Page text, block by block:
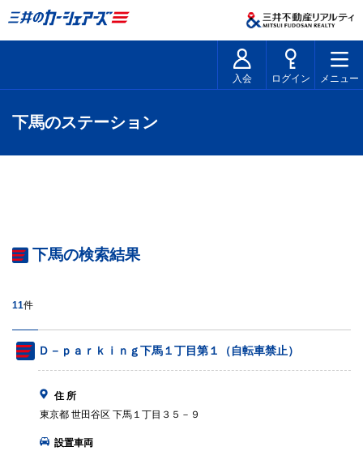
入会 ログイン メニュー
下馬のステーション
下馬の検索結果
11件
Ｄ－ｐａｒｋｉｎｇ下馬１丁目第１（自転車禁止）
住 所
東京都 世田谷区 下馬１丁目３５－９
設置車両